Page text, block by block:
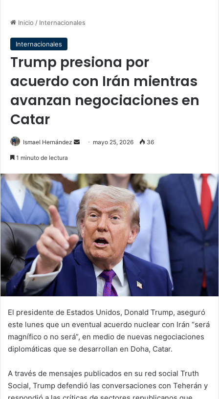
Inicio / Internacionales
Internacionales
Trump presiona por
acuerdo con Irán mientras
avanzan negociaciones en
Catar
Ismael Hernández
Send mayo 25, 2026 36
1 minuto de lectura
El presidente de Estados Unidos, Donald Trump, aseguró
este lunes que un eventual acuerdo nuclear con Irán “será
magnífico o no será”, en medio de nuevas negociaciones
diplomáticas que se desarrollan en Doha, Catar.
A través de mensajes publicados en su red social Truth
Social, Trump defendió las conversaciones con Teherán y